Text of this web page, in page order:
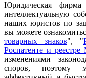
Юридическая
интеллектуальную
наших юристов по
вы можете
товарных знаков", "
Роспатенте и
изменениями
споров, поэтому